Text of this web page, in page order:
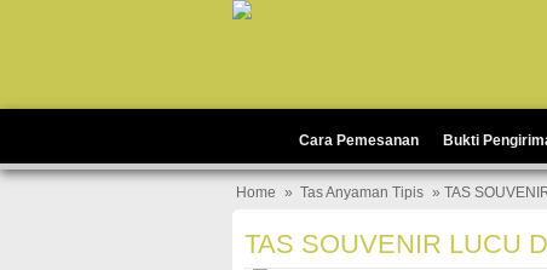
Cara Pemesanan Bukti
Home » Tas Anyaman Tipis » TAS
TAS SOUVENIR LUCU